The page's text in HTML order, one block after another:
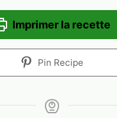
Imprimer la recette
Pin Recipe